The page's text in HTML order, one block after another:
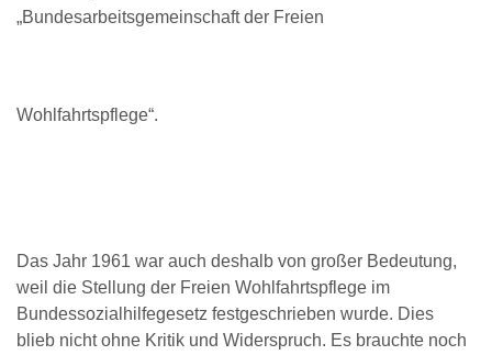
„Bundesarbeitsgemeinschaft der Freien
Wohlfahrtspflege“.
Das Jahr 1961 war auch deshalb von großer Bedeutung,
weil die Stellung der Freien Wohlfahrtspflege im
Bundessozialhilfegesetz festgeschrieben wurde. Dies
blieb nicht ohne Kritik und Widerspruch. Es brauchte noch